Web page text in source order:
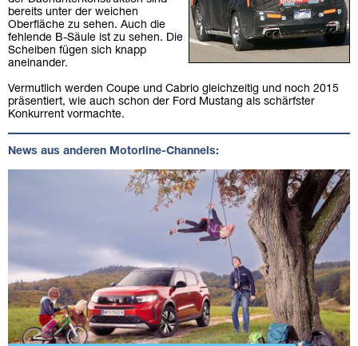
bereits unter der weichen
Oberfläche zu sehen. Auch die
fehlende B-Säule ist zu sehen. Die
Scheiben fügen sich knapp
aneinander.
Vermutlich werden Coupe und Cabrio gleichzeitig und noch 2015
präsentiert, wie auch schon der Ford Mustang als schärfster
Konkurrent vormachte.
News aus anderen Motorline-Channels: